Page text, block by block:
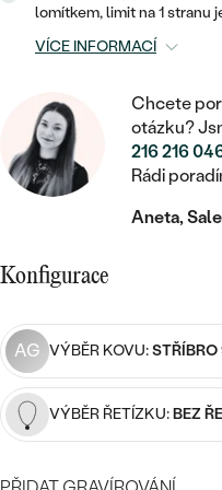
RUČNĚ RYTÉ
S VÝPLNÍ
SVATEBNÍ SETY
DLE CENY
CENOVĚ
LUXUSNÍ
ZAČÍT S LAB-
DLE DRAHOKAMU
DIAMANT
BAREVNÝ
ČERNÝ DIAMANT
DĚTSKÉ ŠPERKY
DOPLŇKY
DLE MATERIÁLU
ZLATO
PLATINA
DLE KAMENE
S DIAMANTY
DĚTSKÉ
DLE KAMENE
S DIAMANTY
S PERLAMI
DLE CENY
CENOVĚ
MEDAILONKY
VE TVARU SRDCE
SE ZVÍŘATY
DLE DRAHOKAMU
S DRAHOKAMY
S PERLAMI
DLE CENY
STATEMENT
PEČETNÍ
DLE DRAHOKAMU
S DIAMANTY
S DRAHOKAMY
S PERLAMI
lomítkem, limit na 1 stranu
VÍCE INFORMACÍ
Chcete
otázku?
216 216
Rádi
Aneta,
Konfigurace
AG VÝBĚR KOVU:
VÝBĚR ŘETÍZKU:BEZ